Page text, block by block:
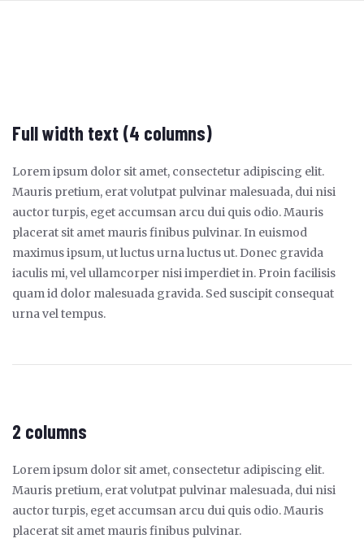
Full width text (4 columns)
Lorem ipsum dolor sit amet, consectetur adipiscing elit.
Mauris pretium, erat volutpat pulvinar malesuada, dui nisi
auctor turpis, eget accumsan arcu dui quis odio. Mauris
placerat sit amet mauris finibus pulvinar. In euismod
maximus ipsum, ut luctus urna luctus ut. Donec gravida
iaculis mi, vel ullamcorper nisi imperdiet in. Proin facilisis
quam id dolor malesuada gravida. Sed suscipit consequat
urna vel tempus.
2 columns
Lorem ipsum dolor sit amet, consectetur adipiscing elit.
Mauris pretium, erat volutpat pulvinar malesuada, dui nisi
auctor turpis, eget accumsan arcu dui quis odio. Mauris
placerat sit amet mauris finibus pulvinar.